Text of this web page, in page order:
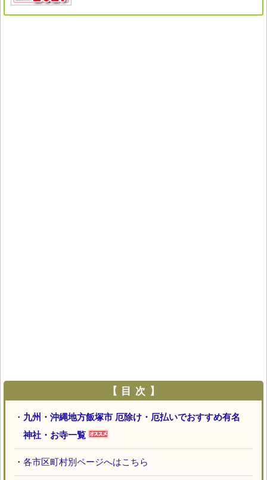
【 目 次 】
・ 九州・沖縄地方飯塚市 厄除け・厄払いでおすすめ有名
神社・お寺一覧
・ 各市区町村別ページへはこちら